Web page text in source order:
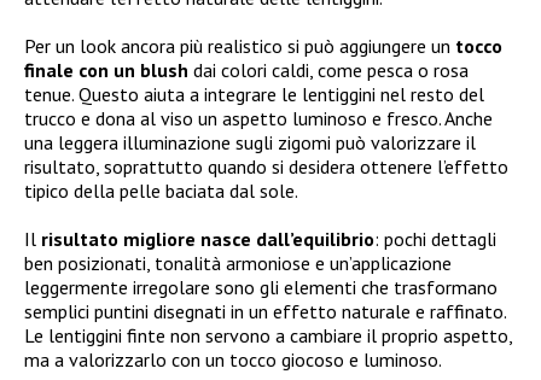
Per un look ancora più realistico si può aggiungere un tocco
finale con un blush dai colori caldi, come pesca o rosa
tenue. Questo aiuta a integrare le lentiggini nel resto del
trucco e dona al viso un aspetto luminoso e fresco. Anche
una leggera illuminazione sugli zigomi può valorizzare il
risultato, soprattutto quando si desidera ottenere l’effetto
tipico della pelle baciata dal sole.
Il risultato migliore nasce dall’equilibrio: pochi dettagli
ben posizionati, tonalità armoniose e un’applicazione
leggermente irregolare sono gli elementi che trasformano
semplici puntini disegnati in un effetto naturale e raffinato.
Le lentiggini finte non servono a cambiare il proprio aspetto,
ma a valorizzarlo con un tocco giocoso e luminoso.